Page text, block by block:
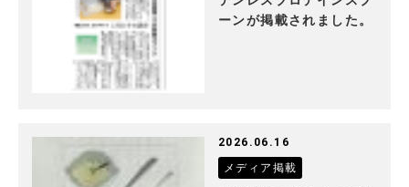
ーンが掲載されました。
2026.06.16
メディア掲載